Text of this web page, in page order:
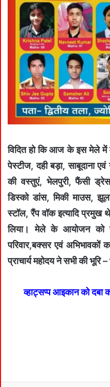
विदित हो कि आज के इस मेले
पेस्टीज, दही बड़ा, साबूदाना
की वस्तुएं, भेलपुरी, फैंसी
डिस्को डांस, मिकी माउस,
स्टॉल, रैंप वॉक इत्यादि
लिया। मेले के आयोजन को
परिवार,बक्सर एवं अभिभावकों
प्राचार्य महोदय ने सभी की भूरि
व्हाट्सप्प आइकान को